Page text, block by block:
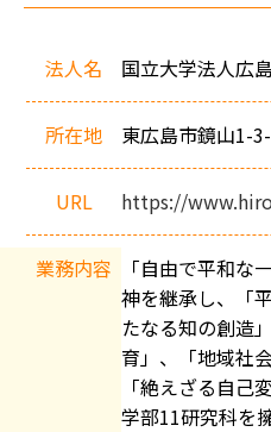
法人名 国立大学法人広
所在地 東広島市鏡山1-
URL https://
業務内容
「自由で平和な
神を継承し、「
たなる知の創造
育」、「地域社
「絶えざる自己
学部11研究科を